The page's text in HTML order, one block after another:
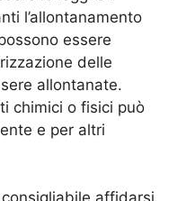
l’allontanamento
essere
delle
allontanate.
chimici o fisici può
e per altri